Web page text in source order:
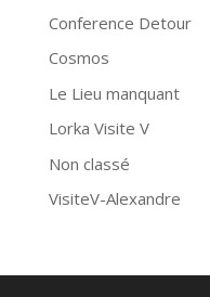
Conference Detour
Cosmos
Le Lieu manquant
Lorka Visite V
Non classé
VisiteV-Alexandre